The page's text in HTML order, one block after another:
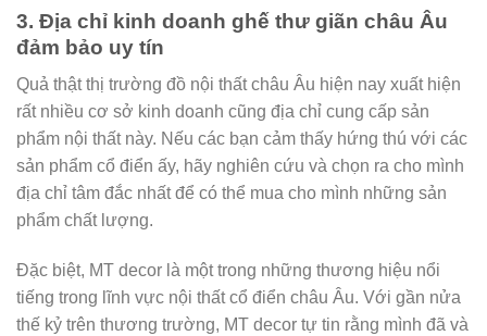
3. Địa chỉ kinh doanh ghế thư giãn châu Âu
đảm bảo uy tín
Quả thật thị trường đồ nội thất châu Âu hiện nay xuất hiện
rất nhiều cơ sở kinh doanh cũng địa chỉ cung cấp sản
phẩm nội thất này. Nếu các bạn cảm thấy hứng thú với các
sản phẩm cổ điển ấy, hãy nghiên cứu và chọn ra cho mình
địa chỉ tâm đắc nhất để có thể mua cho mình những sản
phẩm chất lượng.
Đặc biệt, MT decor là một trong những thương hiệu nổi
tiếng trong lĩnh vực nội thất cổ điển châu Âu. Với gần nửa
thế kỷ trên thương trường, MT decor tự tin rằng mình đã và